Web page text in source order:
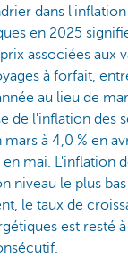
dans
en 2025
associées aux
à forfait,
au lieu de
de l'inflation des
mars à 4,0 % en
mai. L'inflation
niveau le plus
le taux de
est resté